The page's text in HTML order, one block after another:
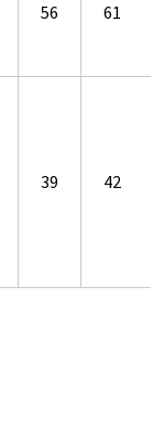
56 61
39 42